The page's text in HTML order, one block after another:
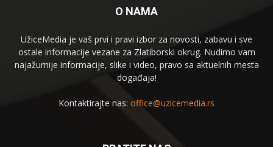
O NAMA
UžiceMedia je vaš prvi i pravi izbor za novosti, zabavu i sve
ostale informacije vezane za Zlatiborski okrug. Nudimo vam
najažurnije informacije, slike i video, pravo sa aktuelnih mesta
događaja!
Kontaktirajte nas: office@uzicemedia.rs